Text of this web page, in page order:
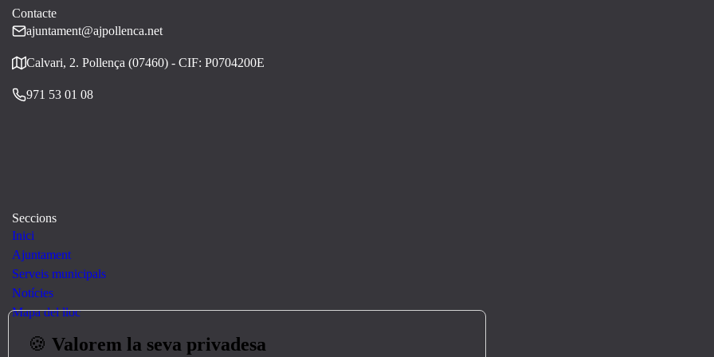
Contacte
ajuntament@ajpollenca.net
Calvari, 2. Pollença (07460) - CIF: P0704200E
971 53 01 08
Seccions
Inici
Ajuntament
Serveis municipals
Notícies
Mapa del lloc
🍪 Valorem la seva privadesa